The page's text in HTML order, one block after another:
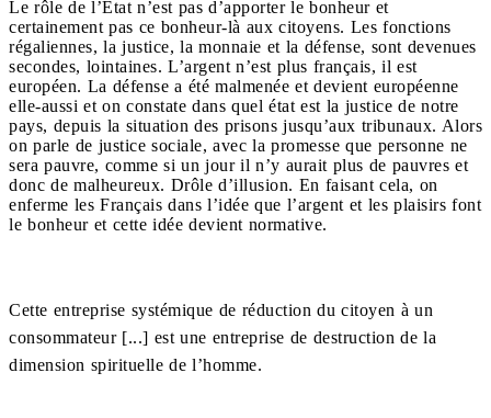
Le rôle de l’État n’est pas d’apporter le bonheur et
certainement pas ce bonheur-là aux citoyens. Les fonctions
régaliennes, la justice, la monnaie et la défense, sont devenues
secondes, lointaines. L’argent n’est plus français, il est
européen. La défense a été malmenée et devient européenne
elle-aussi et on constate dans quel état est la justice de notre
pays, depuis la situation des prisons jusqu’aux tribunaux. Alors
on parle de justice sociale, avec la promesse que personne ne
sera pauvre, comme si un jour il n’y aurait plus de pauvres et
donc de malheureux. Drôle d’illusion. En faisant cela, on
enferme les Français dans l’idée que l’argent et les plaisirs font
le bonheur et cette idée devient normative.
Cette entreprise systémique de réduction du citoyen à un
consommateur [...] est une entreprise de destruction de la
dimension spirituelle de l’homme.